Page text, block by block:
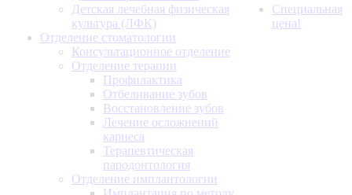
Детская лечебная физическая
культура (ЛФК)
Отделение стоматологии
Консультационное отделение
Отделение терапии
Профилактика
Отбеливание зубов
Восстановление зубов
Лечение осложнений
кариеса
Терапевтическая
пародонтология
Отделение имплантологии
Специальная
цена!